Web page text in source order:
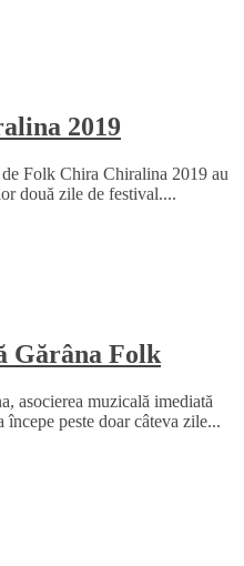
2019
Folk Chira Chiralina 2019 au
două zile de festival....
Gărâna Folk
asocierea muzicală imediată
începe peste doar câteva zile...